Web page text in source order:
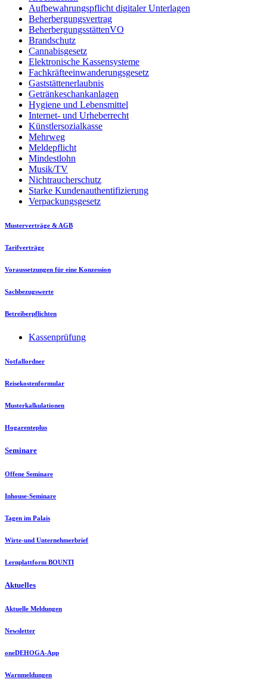
Aufbewahrungspflicht digitaler Unterlagen
Beherbergungsvertrag
BeherbergungsstättenVO
Brandschutz
Cannabisgesetz
Elektronische Kassensysteme
Fachkräfteeinwanderungsgesetz
Gaststättenerlaubnis
Getränkeschankanlagen
Hygiene und Lebensmittel
Internet- und Urheberrecht
Künstlersozialkasse
Mehrweg
Meldepflicht
Mindestlohn
Musik/TV
Nichtraucherschutz
Starke Kundenauthentifizierung
Verpackungsgesetz
Musterverträge & AGB
Tarifverträge
Voraussetzungen für eine Konzession
Sachbezugswerte
Betreiberpflichten
Kassenprüfung
Notfallordner
Reisekostenformular
Musterkalkulationen
Hogarenteplus
Seminare
Offene Seminare
Inhouse-Seminare
Tagen im Palais
Wirte-und Unternehmerbrief
Lernplattform BOUNTI
Aktuelles
Aktuelle Meldungen
Newsletter
oneDEHOGA-App
Warnmeldungen